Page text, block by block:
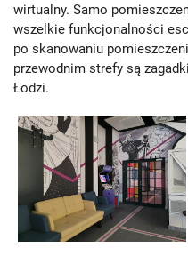
wirtualny. Samo
wszelkie funkcjonalności
po skanowaniu
przewodnim strefy są
Łodzi.